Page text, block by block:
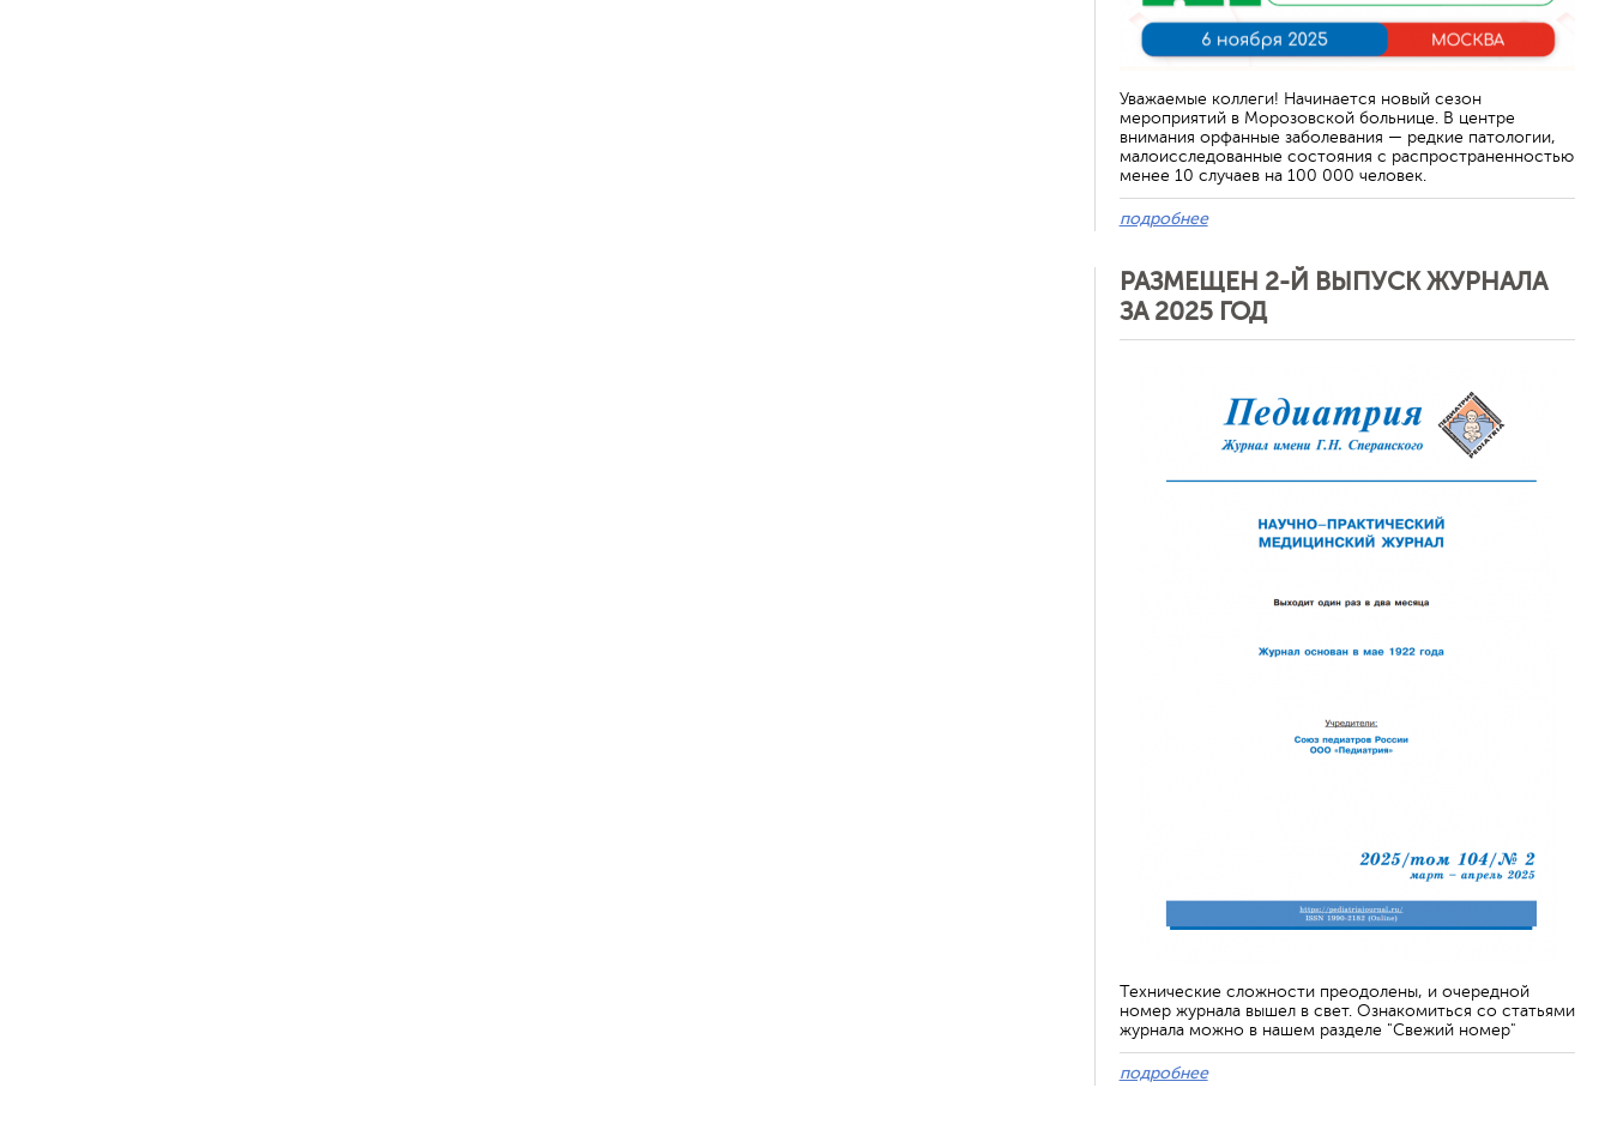
Уважаемые коллеги! Начинается новый сезон
мероприятий в Морозовской больнице. В центре
внимания орфанные заболевания — редкие патологии,
малоисследованные состояния с распространенностью
менее 10 случаев на 100 000 человек.
подробнее
РАЗМЕЩЕН 2-Й ВЫПУСК ЖУРНАЛА
ЗА 2025 ГОД
Технические сложности преодолены, и очередной
номер журнала вышел в свет. Ознакомиться со статьями
журнала можно в нашем разделе "Свежий номер"
подробнее